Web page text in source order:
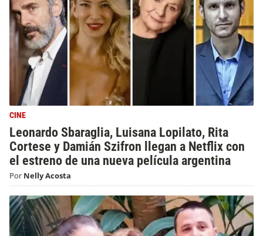
CINE
Leonardo Sbaraglia, Luisana Lopilato, Rita
Cortese y Damián Szifron llegan a Netflix con
el estreno de una nueva película argentina
Por Nelly Acosta